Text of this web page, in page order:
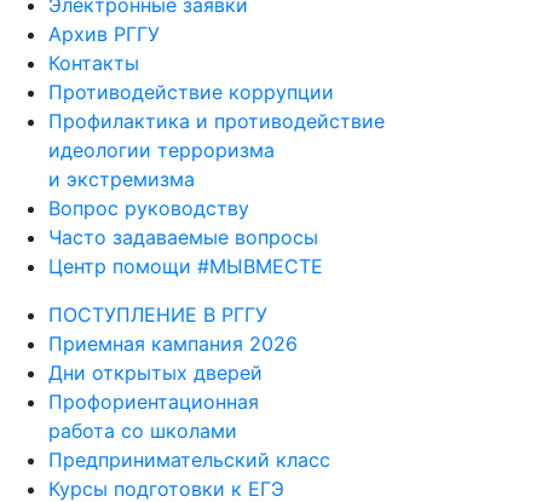
Архив РГГУ
Контакты
Противодействие коррупции
Профилактика и противодействие
идеологии терроризма
и экстремизма
Вопрос руководству
Часто задаваемые вопросы
Центр помощи #МЫВМЕСТЕ
ПОСТУПЛЕНИЕ В РГГУ
Приемная кампания 2026
Дни открытых дверей
Профориентационная
работа со школами
Предпринимательский класс
Курсы подготовки к ЕГЭ